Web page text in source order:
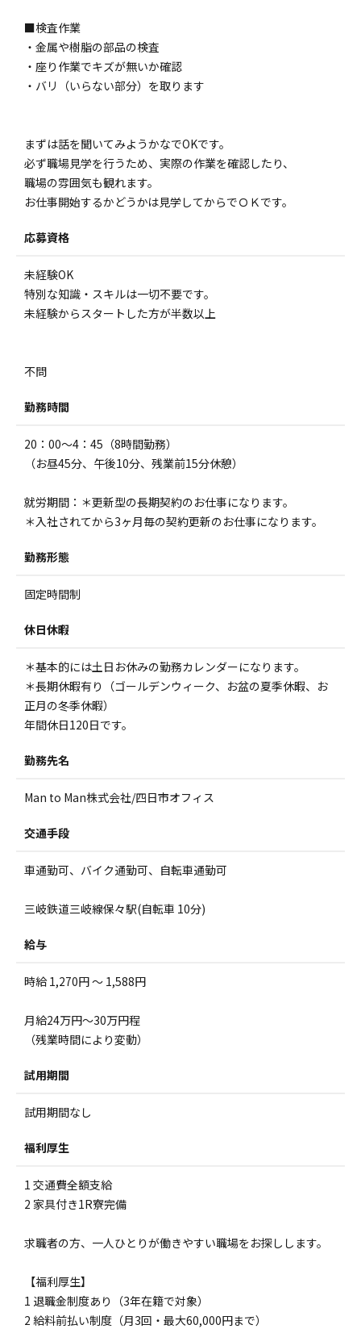
■検査作業
・金属や樹脂の部品の検査
・座り作業でキズが無いか確認
・バリ（いらない部分）を取ります
まずは話を聞いてみようかなでOKです。
必ず職場見学を行うため、実際の作業を確認したり、
職場の雰囲気も観れます。
お仕事開始するかどうかは見学してからでＯＫです。
応募資格
未経験OK
特別な知識・スキルは一切不要です。
未経験からスタートした方が半数以上
不問
勤務時間
20：00～4：45（8時間勤務）
（お昼45分、午後10分、残業前15分休憩）
就労期間：＊更新型の長期契約のお仕事になります。
＊入社されてから3ヶ月毎の契約更新のお仕事になります。
勤務形態
固定時間制
休日休暇
＊基本的には土日お休みの勤務カレンダーになります。
＊長期休暇有り（ゴールデンウィーク、お盆の夏季休暇、お
正月の冬季休暇）
年間休日120日です。
勤務先名
Man to Man株式会社/四日市オフィス
交通手段
車通勤可、バイク通勤可、自転車通勤可
三岐鉄道三岐線保々駅(自転車 10分)
給与
時給 1,270円 ～ 1,588円
月給24万円～30万円程
（残業時間により変動）
試用期間
試用期間なし
福利厚生
1 交通費全額支給
2 家具付き1R寮完備
求職者の方、一人ひとりが働きやすい職場をお探しします。
【福利厚生】
1 退職金制度あり（3年在籍で対象）
2 給料前払い制度（月3回・最大60,000円まで）